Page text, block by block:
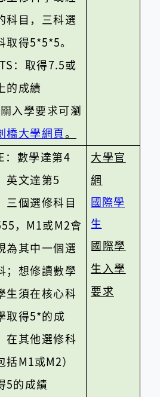
科目，三科選
取得5*5*5。
：取得 7.5或
的成績
入學要求可瀏
橋大學網頁 。
：數學達第4
英文達第5
三個選修科目
， M1 或 M2會
為其中一個選
；想修讀數學
生須在核心科
取得5* 的成
在其他選修科
括 M1 或 M2 ）
5 的成績
大學官
網
國際學
生
國際學
生入學
要求